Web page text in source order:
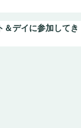
＆デイに参加してき